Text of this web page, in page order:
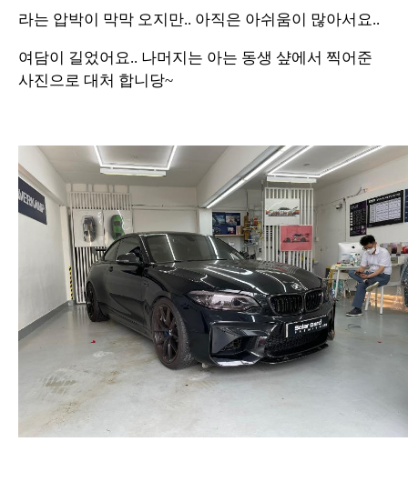
라는 압박이 막막 오지만.. 아직은 아쉬움이 많아서요..
여담이 길었어요.. 나머지는 아는 동생 샾에서 찍어준
사진으로 대처 합니당~